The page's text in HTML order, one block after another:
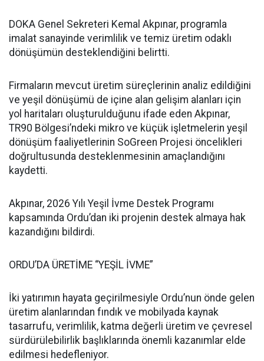
DOKA Genel Sekreteri Kemal Akpınar, programla
imalat sanayinde verimlilik ve temiz üretim odaklı
dönüşümün desteklendiğini belirtti.
Firmaların mevcut üretim süreçlerinin analiz edildiğini
ve yeşil dönüşümü de içine alan gelişim alanları için
yol haritaları oluşturulduğunu ifade eden Akpınar,
TR90 Bölgesi’ndeki mikro ve küçük işletmelerin yeşil
dönüşüm faaliyetlerinin SoGreen Projesi öncelikleri
doğrultusunda desteklenmesinin amaçlandığını
kaydetti.
Akpınar, 2026 Yılı Yeşil İvme Destek Programı
kapsamında Ordu’dan iki projenin destek almaya hak
kazandığını bildirdi.
ORDU’DA ÜRETİME “YEŞİL İVME”
İki yatırımın hayata geçirilmesiyle Ordu’nun önde gelen
üretim alanlarından fındık ve mobilyada kaynak
tasarrufu, verimlilik, katma değerli üretim ve çevresel
sürdürülebilirlik başlıklarında önemli kazanımlar elde
edilmesi hedefleniyor.